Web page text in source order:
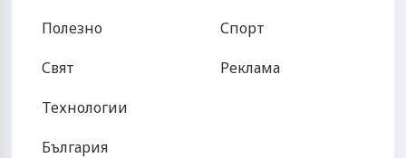
Полезно
Свят
Технологии
България
Спорт
Реклама